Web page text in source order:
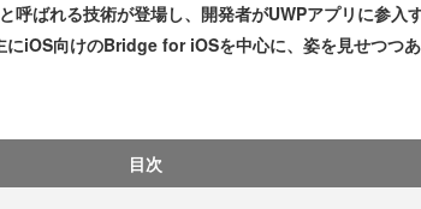
呼ばれる技術が登場し、開発者がUWPアプリに参入
にiOS向けのBridge for iOSを中心に、姿を見せつつ
目次